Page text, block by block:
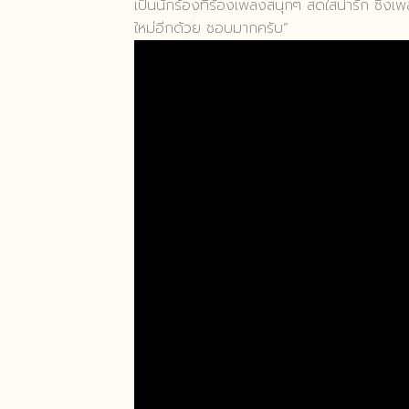
เป็นนักร้องที่ร้องเพลงสนุกๆ สดใสน่ารัก ซึ่งเ
ใหม่อีกด้วย ชอบมากครับ”